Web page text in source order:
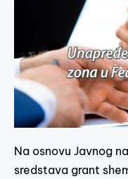
Na osnovu Javnog
sredstava grant